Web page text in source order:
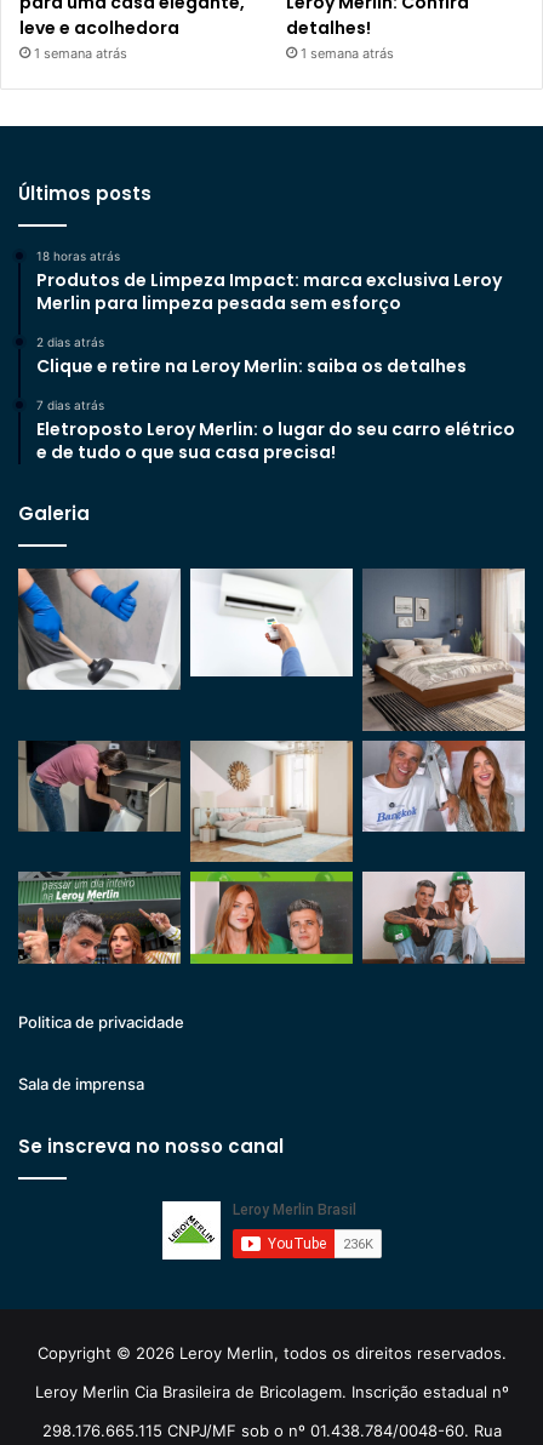
leve e acolhedora
1 semana atrás
detalhes!
1 semana atrás
Últimos posts
18 horas atrás
Produtos de Limpeza Impact: marca exclusiva Leroy
Merlin para limpeza pesada sem esforço
2 dias atrás
Clique e retire na Leroy Merlin: saiba os detalhes
7 dias atrás
Eletroposto Leroy Merlin: o lugar do seu carro elétrico
e de tudo o que sua casa precisa!
Galeria
Politica de privacidade
Sala de imprensa
Se inscreva no nosso canal
Copyright © 2026 Leroy Merlin, todos os direitos reservados.
Leroy Merlin Cia Brasileira de Bricolagem. Inscrição estadual nº
298.176.665.115 CNPJ/MF sob o nº 01.438.784/0048-60. Rua